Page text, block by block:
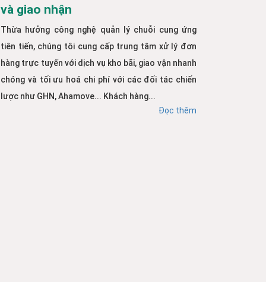
và giao nhận
Thừa hưởng công nghệ quản lý chuỗi cung ứng
tiên tiến, chúng tôi cung cấp trung tâm xử lý đơn
hàng trực tuyến với dịch vụ kho bãi, giao vận nhanh
chóng và tối ưu hoá chi phí với các đối tác chiến
lược như GHN, Ahamove... Khách hàng...
Đọc thêm